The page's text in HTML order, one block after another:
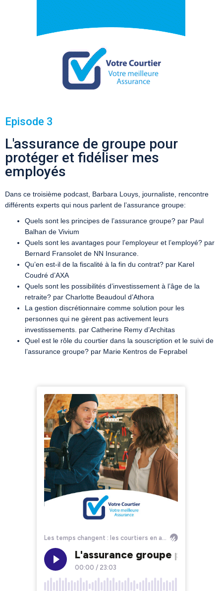
Episode 3
L'assurance de groupe pour
protéger et fidéliser mes
employés
Dans ce troisième podcast, Barbara Louys, journaliste, rencontre
différents experts qui nous parlent de l’assurance groupe:
Quels sont les principes de l’assurance groupe? par Paul
Balhan de Vivium
Quels sont les avantages pour l’employeur et l’employé? par
Bernard Fransolet de NN Insurance.
Qu’en est-il de la fiscalité à la fin du contrat? par Karel
Coudré d’AXA
Quels sont les possibilités d’investissement à l’âge de la
retraite? par Charlotte Beaudoul d’Athora
La gestion discrétionnaire comme solution pour les
personnes qui ne gèrent pas activement leurs
investissements. par Catherine Remy d’Architas
Quel est le rôle du courtier dans la souscription et le suivi de
l’assurance groupe? par Marie Kentros de Feprabel